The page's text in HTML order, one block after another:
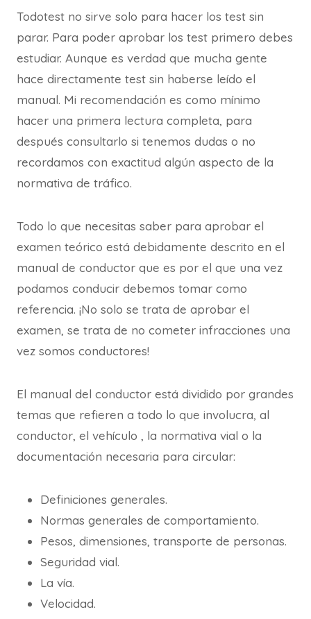
Todotest no sirve solo para hacer los test sin
parar. Para poder aprobar los test primero debes
estudiar. Aunque es verdad que mucha gente
hace directamente test sin haberse leído el
manual. Mi recomendación es como mínimo
hacer una primera lectura completa, para
después consultarlo si tenemos dudas o no
recordamos con exactitud algún aspecto de la
normativa de tráfico.
Todo lo que necesitas saber para aprobar el
examen teórico está debidamente descrito en el
manual de conductor que es por el que una vez
podamos conducir debemos tomar como
referencia. ¡No solo se trata de aprobar el
examen, se trata de no cometer infracciones una
vez somos conductores!
El manual del conductor está dividido por grandes
temas que refieren a todo lo que involucra, al
conductor, el vehículo , la normativa vial o la
documentación necesaria para circular:
Definiciones generales.
Normas generales de comportamiento.
Pesos, dimensiones, transporte de personas.
Seguridad vial.
La vía.
Velocidad.